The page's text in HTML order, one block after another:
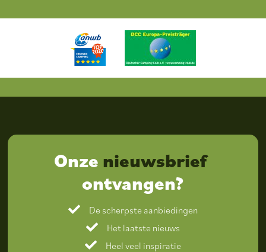
Onze nieuwsbrief
ontvangen?
De scherpste aanbiedingen
Het laatste nieuws
Heel veel inspiratie